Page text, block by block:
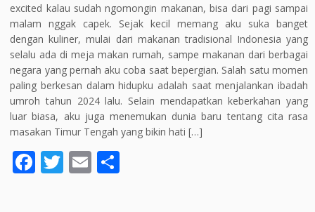
excited kalau sudah ngomongin makanan, bisa dari pagi sampai
malam nggak capek. Sejak kecil memang aku suka banget
dengan kuliner, mulai dari makanan tradisional Indonesia yang
selalu ada di meja makan rumah, sampe makanan dari berbagai
negara yang pernah aku coba saat bepergian. Salah satu momen
paling berkesan dalam hidupku adalah saat menjalankan ibadah
umroh tahun 2024 lalu. Selain mendapatkan keberkahan yang
luar biasa, aku juga menemukan dunia baru tentang cita rasa
masakan Timur Tengah yang bikin hati […]
F T E